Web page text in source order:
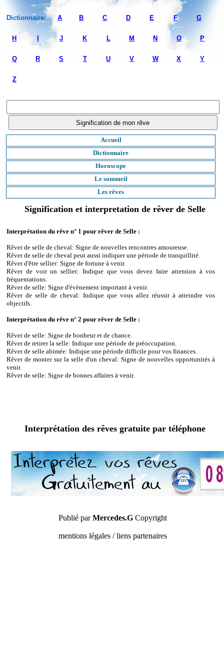
Dictionnaire: A B C D E F G
H J K L M N O P
Q R S T U V W X Y
Z
Accueil
Dictionnaire
Horoscope
Le sommeil
Les rêves
Signification et interpretation de rêver de Selle
Interprétation du rêve n° 1 pour rêver de Selle :
Rêver de selle de cheval: Signe de nouvelles rencontres amoureuse.
Rêver de selle de cheval peut aussi indiquer une période de tranquillité.
Rêver d'être sellier: Signe de fortune à venir.
Rêver de voir un sellier: Indique que vous devez faire attention à vos
fréquentations.
Rêver de selle: Signe d'évènement important à venir.
Rêver de selle de cheval: Indique que vous allez réussir à atteindre vos
objectifs.
Interprétation du rêve n° 2 pour rêver de Selle :
Rêver de selle: Signe de bonheur et de chance.
Rêver de retirer la selle: Indique une période de préoccupation.
Rêver de selle abimée: Indique une période difficile pour vos finances.
Rêver de monter sur la selle d'un cheval: Signe de nouvelles opportunités à
venir.
Rêver de selle: Signe de bonnes affaires à venir.
Interprétation des rêves gratuite par téléphone
Publié parMercedes.GCopyright
mentions légales / liens partenaires